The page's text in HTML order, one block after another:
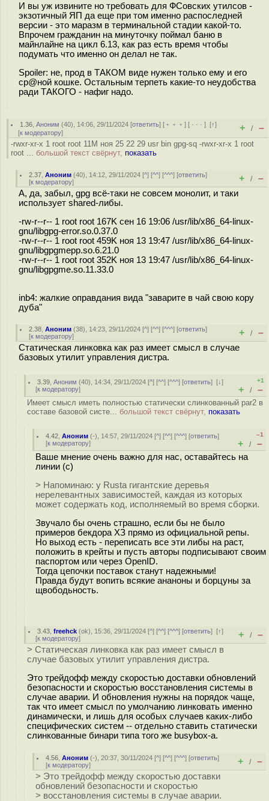
И вы уж извините но требовать для ФСовских утилсов -
экзотичный ЯП да еще при том именно распоследней
версии - это маразм в терминальной стадии какой-то.
Впрочем гражданин на минуточку поймал баню в
майнлайне на цикл 6.13, как раз есть время чтобы
подумать что именно он делал не так.
Spoiler: не, прод в ТАКОМ виде нужен только ему и его
ср@ной кошке. Остальным терпеть какие-то неудобства
ради ТАКОГО - нафиг надо.
1.36 ,Аноним (40), 14:06, 29/11/2024 [ответить] [ ﹢﹢﹢] [ · · ·][↑]
[к модератору] + / –
-rwxr-xr-x 1 root root 11M ноя 25 22 29 usr bin gpg-sq -rwxr-xr-x 1 root
root ... большой текст свёрнут, показать
2.37 ,Аноним (40), 14:12, 29/11/2024 [^] [^^] [^^^] [ответить]
[к модератору] + / –
А, да, забыл, gpg всё-таки не совсем монолит, и таки
использует shared-либы.
-rw-r--r-- 1 root root 167K сен 16 19:06 /usr/lib/x86_64-linux-
gnu/libgpg-error.so.0.37.0
-rw-r--r-- 1 root root 459K ноя 13 19:47 /usr/lib/x86_64-linux-
gnu/libgpgmepp.so.6.21.0
-rw-r--r-- 1 root root 352K ноя 13 19:47 /usr/lib/x86_64-linux-
gnu/libgpgme.so.11.33.0
inb4: жалкие оправдания вида "заварите в чай свою кору
дуба"
2.38 ,Аноним (38), 14:23, 29/11/2024 [^] [^^] [^^^] [ответить]
[к модератору] + / –
Статическая линковка как раз имеет смысл в случае
базовых утилит управления дистра.
3.39 ,Аноним (40), 14:34, 29/11/2024 [^] [^^] [^^^] [ответить][↓]
[к модератору]
+1
+ / –
Имеет смысл иметь полностью статически слинкованный par2 в
составе базовой систе... большой текст свёрнут, показать
4.42 ,Аноним (-), 14:57, 29/11/2024 [^] [^^] [^^^] [ответить]
[к модератору]
–1
+ / –
Ваше мнение очень важно для нас, оставайтесь на
линии (с)
> Напоминаю: у Rustа гигантские деревья
нерелевантных зависимостей, каждая из которых
может содержать код, исполняемый во время сборки.
Звучало бы очень страшно, если бы не было
примеров бекдора ХЗ прямо из официальной репы.
Но выход есть - переписать все эти либы на раст,
положить в крейты и пусть авторы подписывают своим
паспортом или через OpenID.
Тогда цепочки поставок станут надежными!
Правда будут вопить всякие ананоны и борцуны за
щвободьность.
3.43 ,freehck (ok), 15:36, 29/11/2024 [^] [^^] [^^^] [ответить][↑]
[к модератору] + / –
> Статическая линковка как раз имеет смысл в
случае базовых утилит управления дистра.
Это трейдофф между скоростью доставки обновлений
безопасности и скоростью восстановления системы в
случае аварии. И обновления нужны на порядок чаще,
так что имеет смысл по умолчанию линковать именно
динамически, и лишь для особых случаев каких-либо
специфических систем -- отдельно ставить статически
слинкованные бинари типа того же busybox-а.
4.56 ,Аноним (-), 20:37, 30/11/2024 [^] [^^] [^^^] [ответить]
[к модератору] + / –
> Это трейдофф между скоростью доставки
обновлений безопасности и скоростью
> восстановления системы в случае аварии.